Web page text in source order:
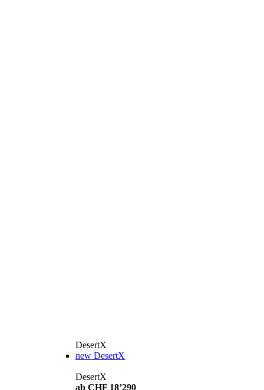
DesertX
new DesertX
DesertX
ab CHF 18’290